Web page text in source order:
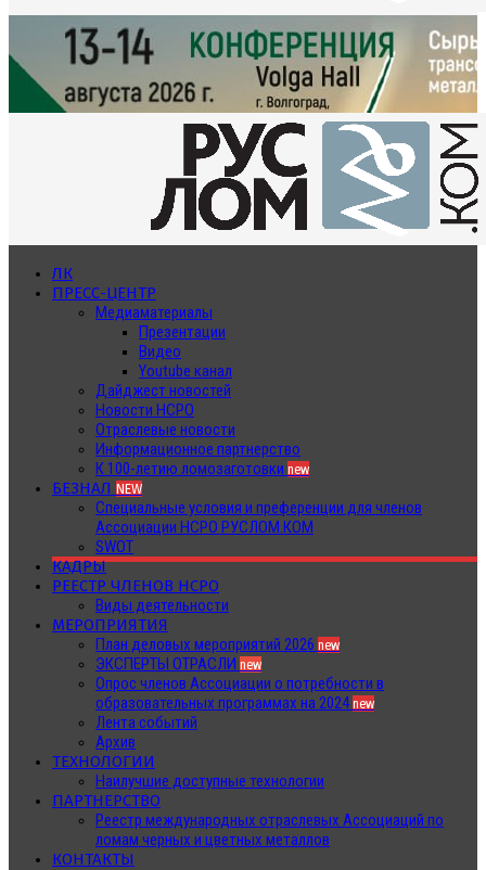
ЛК
ПРЕСС-ЦЕНТР
Медиаматериалы
Презентации
Видео
Youtube канал
Дайджест новостей
Новости НСРО
Отраслевые новости
Информационное партнерство
К 100-летию ломозаготовки new
БЕЗНАЛ NEW
Специальные условия и преференции для членов
Ассоциации НСРО РУСЛОМ.КОМ
SWOT
КАДРЫ
РЕЕСТР ЧЛЕНОВ НСРО
Виды деятельности
МЕРОПРИЯТИЯ
План деловых мероприятий 2026 new
ЭКСПЕРТЫ ОТРАСЛИ new
Опрос членов Ассоциации о потребности в
образовательных программах на 2024new
Лента событий
Архив
ТЕХНОЛОГИИ
Наилучшие доступные технологии
ПАРТНЕРСТВО
Реестр международных отраслевых Ассоциаций по
ломам черных и цветных металлов
КОНТАКТЫ